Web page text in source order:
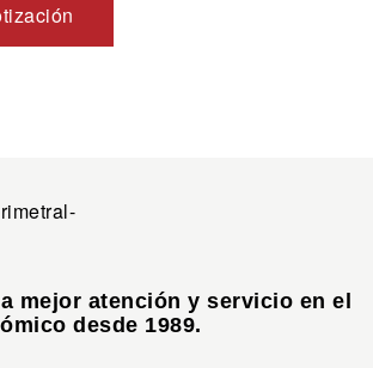
mejor atención y servicio en el
desde 1989.